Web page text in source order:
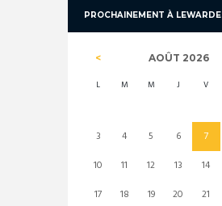
PROCHAINEMENT À LEWARDE
AOÛT 2026
L M M J V
3
4 5 6 7
10
11 12 13 14
17
18 19 20 21